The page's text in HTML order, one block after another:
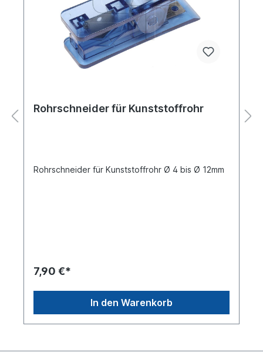
Rohrschneider für Kunststoffrohr
Rohrschneider für Kunststoffrohr Ø 4 bis Ø 12mm
7,90 €*
In den Warenkorb